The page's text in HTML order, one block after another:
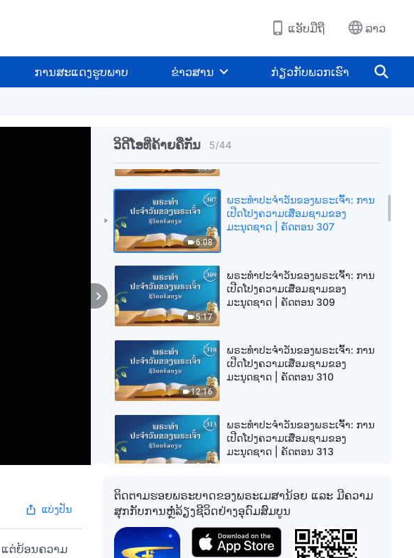
ແອັບມືຖື ລາວ
ການສະແດງຮູບພາບ ຂ່າວສານ ກ່ຽວກັບພວກເຮົາ
ວິດີໂອທີ່ຄ້າຍຄືກັນ 5/44
ເປີດໂປງຄວາມເສື່ອມຊາມຂອງ
ມະນຸດຊາດ | ຄັດຕອນ 302
4:55
ມະນຸດຊາດ | ຄັດຕອນ 303
6:08
ພຣະທຳປະຈຳວັນຂອງພຣະເຈົ້າ: ການ
ເປີດໂປງຄວາມເສື່ອມຊາມຂອງ
ມະນຸດຊາດ | ຄັດຕອນ 307
5:17
ພຣະທຳປະຈຳວັນຂອງພຣະເຈົ້າ: ການ
ເປີດໂປງຄວາມເສື່ອມຊາມຂອງ
ມະນຸດຊາດ | ຄັດຕອນ 309
12:16
ພຣະທຳປະຈຳວັນຂອງພຣະເຈົ້າ: ການ
ເປີດໂປງຄວາມເສື່ອມຊາມຂອງ
ມະນຸດຊາດ | ຄັດຕອນ 310
3:48
ພຣະທຳປະຈຳວັນຂອງພຣະເຈົ້າ: ການ
ເປີດໂປງຄວາມເສື່ອມຊາມຂອງ
ມະນຸດຊາດ | ຄັດຕອນ 313
7:00
ພຣະທຳປະຈຳວັນຂອງພຣະເຈົ້າ: ການ
ເປີດໂປງຄວາມເສື່ອມຊາມຂອງ
ມະນຸດຊາດ | ຄັດຕອນ 314
ແບ່ງປັນ
ຕ່ຍ້ອນຄວາມ
ຕິດຕາມຮອຍພຣະບາດຂອງພຣະເມສານ້ອຍ ແລະ ມີຄວາມ
ສຸກກັບການຫຼໍ່ລ້ຽງຊີວິດຢ່າງອຸດົມສົມບູນ